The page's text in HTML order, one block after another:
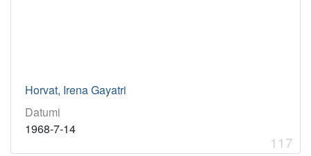
Horvat, Irena Gayatri
Datumi
1968-7-14
117